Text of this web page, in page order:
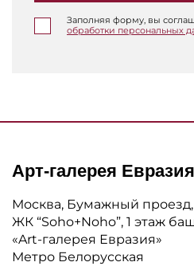
Заполняя форму, вы
обработки персональных
Арт-галерея Евразия
Москва, Бумажный проезд,
ЖК “Soho+Noho”, 1 этаж
«Art-галерея Евразия»
Метро Белорусская